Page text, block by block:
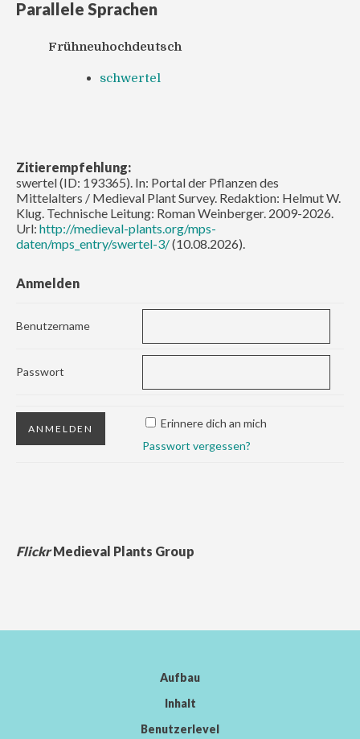
Parallele Sprachen
Frühneuhochdeutsch
schwertel
Zitierempfehlung:
swertel (ID: 193365). In: Portal der Pflanzen des
Mittelalters / Medieval Plant Survey. Redaktion: Helmut W.
Klug. Technische Leitung: Roman Weinberger. 2009-2026.
Url: http://medieval-plants.org/mps-
daten/mps_entry/swertel-3/(10.08.2026).
Anmelden
Benutzername
Passwort
Erinnere dich an mich
Passwort vergessen?
FlickrMedieval Plants Group
Aufbau
Inhalt
Benutzerlevel